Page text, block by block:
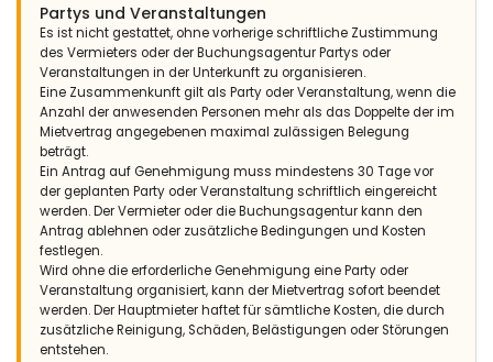
Partys und Veranstaltungen
Es ist nicht gestattet, ohne vorherige schriftliche Zustimmung
des Vermieters oder der Buchungsagentur Partys oder
Veranstaltungen in der Unterkunft zu organisieren.
Eine Zusammenkunft gilt als Party oder Veranstaltung, wenn die
Anzahl der anwesenden Personen mehr als das Doppelte der im
Mietvertrag angegebenen maximal zulässigen Belegung
beträgt.
Ein Antrag auf Genehmigung muss mindestens 30 Tage vor
der geplanten Party oder Veranstaltung schriftlich eingereicht
werden. Der Vermieter oder die Buchungsagentur kann den
Antrag ablehnen oder zusätzliche Bedingungen und Kosten
festlegen.
Wird ohne die erforderliche Genehmigung eine Party oder
Veranstaltung organisiert, kann der Mietvertrag sofort beendet
werden. Der Hauptmieter haftet für sämtliche Kosten, die durch
zusätzliche Reinigung, Schäden, Belästigungen oder Störungen
entstehen.